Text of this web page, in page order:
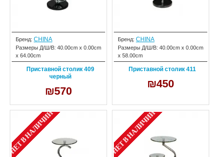
Бренд: CHINA
Размеры Д/Ш/В: 40.00cm x 0.00cm
x 64.00cm
Приставной столик 409
черный
₪570
Бренд: CHINA
Размеры Д/Ш/В: 40.00cm x 0.00cm
x 58.00cm
Приставной столик 411
₪450
НЕТ В НАЛИЧИИ НЕТ В НАЛИЧИИ